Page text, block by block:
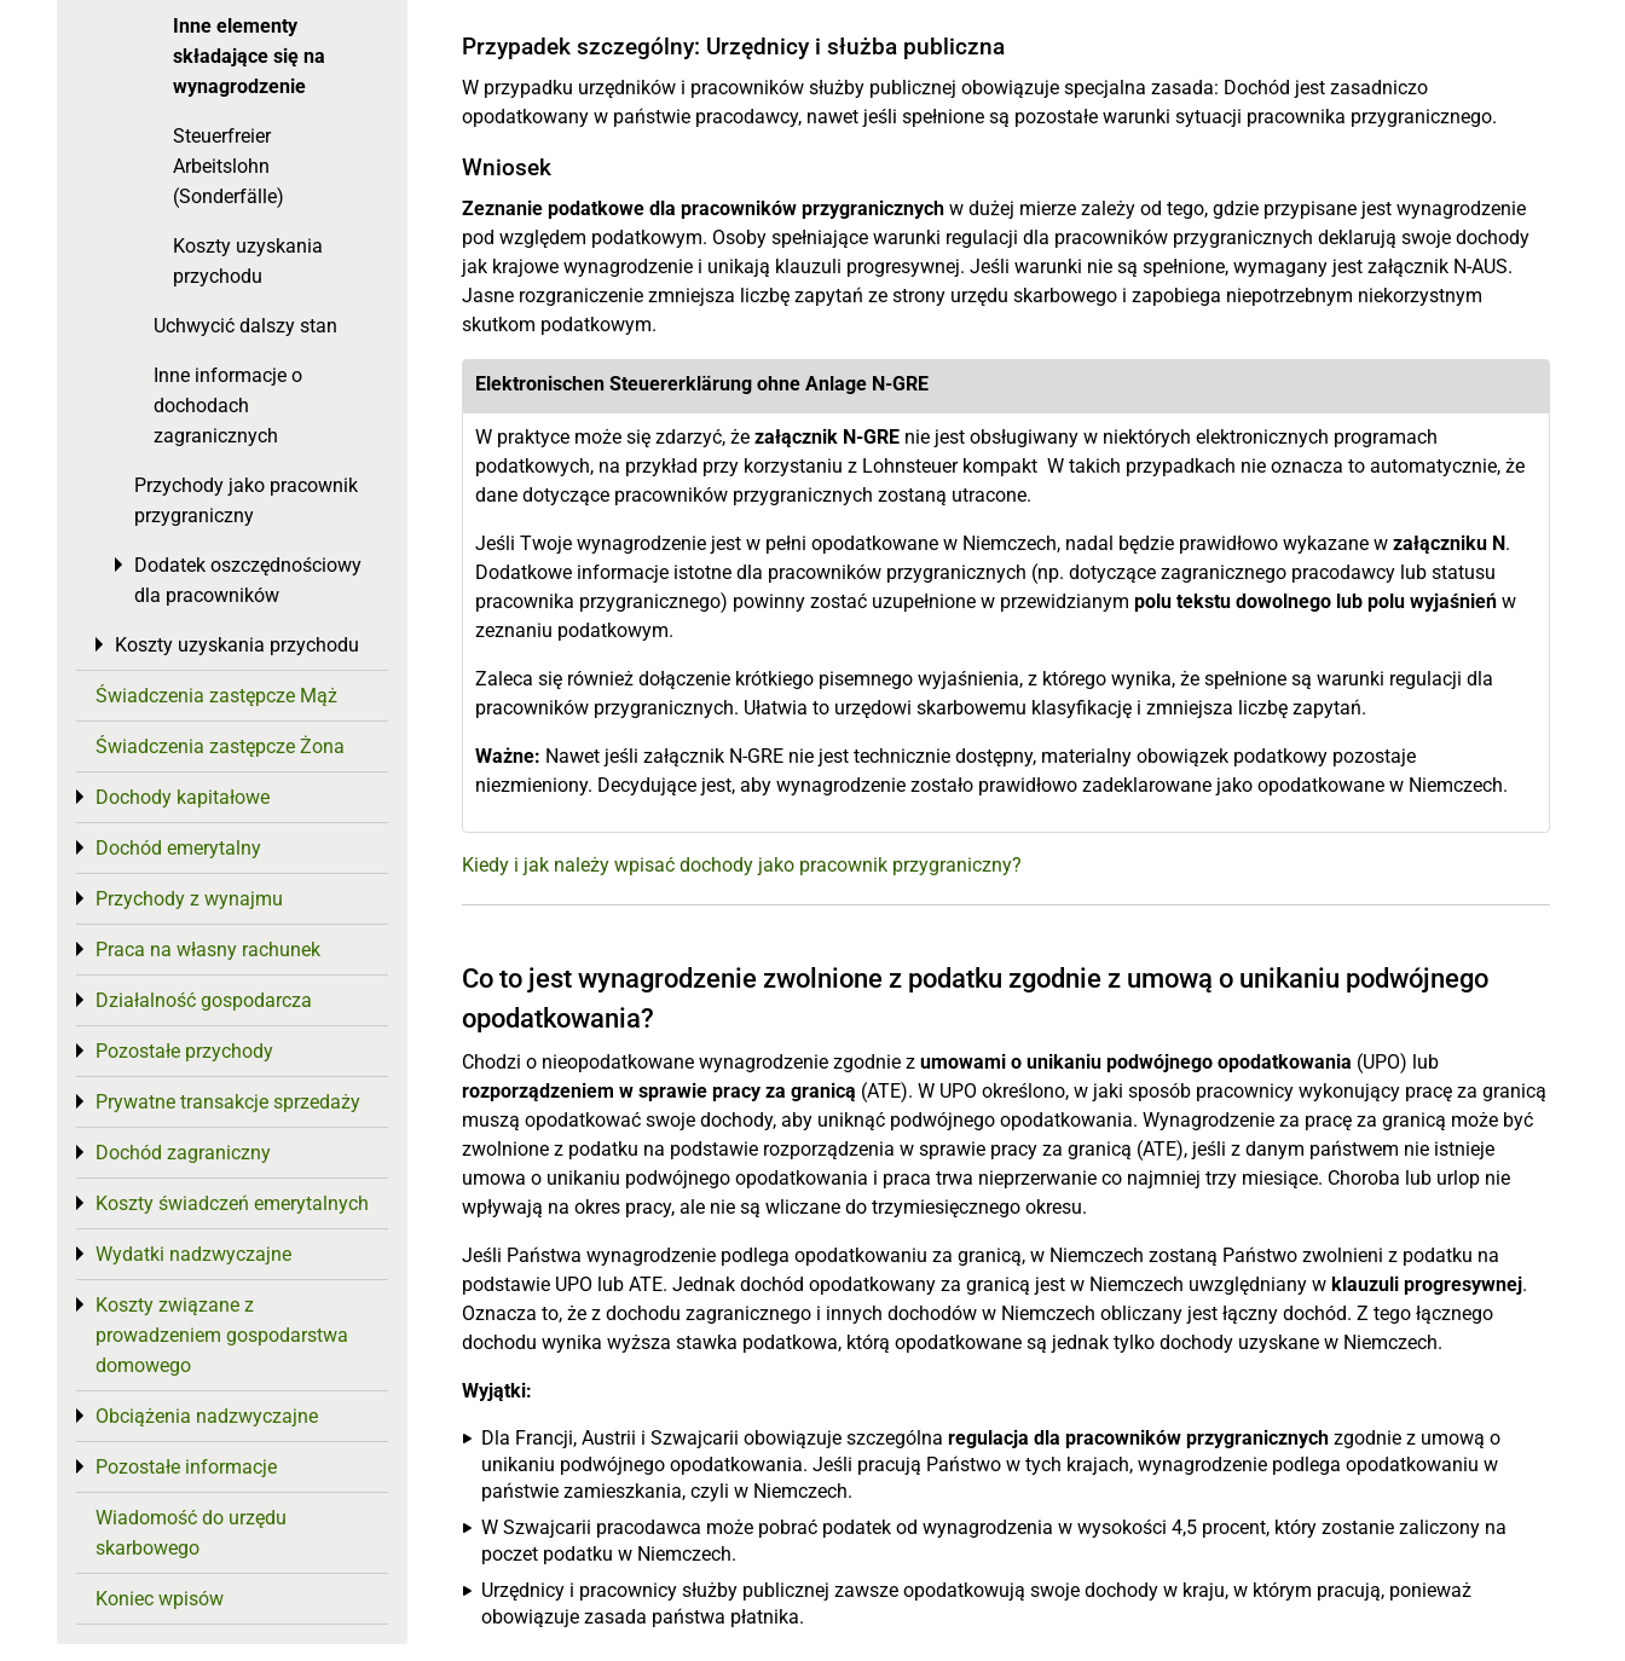
Przypadek szczególny: Urzędnicy i służba publiczna
W przypadku urzędników i pracowników służby publicznej obowiązuje specjalna zasada: Dochód jest zasadniczo
opodatkowany w państwie pracodawcy, nawet jeśli spełnione są pozostałe warunki sytuacji pracownika przygranicznego.
Wniosek
Zeznanie podatkowe dla pracowników przygranicznych w dużej mierze zależy od tego, gdzie przypisane jest wynagrodzenie
pod względem podatkowym. Osoby spełniające warunki regulacji dla pracowników przygranicznych deklarują swoje dochody
jak krajowe wynagrodzenie i unikają klauzuli progresywnej. Jeśli warunki nie są spełnione, wymagany jest załącznik N-AUS.
Jasne rozgraniczenie zmniejsza liczbę zapytań ze strony urzędu skarbowego i zapobiega niepotrzebnym niekorzystnym
skutkom podatkowym.
Elektronischen Steuererklärung ohne Anlage N-GRE
W praktyce może się zdarzyć, że załącznik N-GRE nie jest obsługiwany w niektórych elektronicznych programach
podatkowych, na przykład przy korzystaniu z Lohnsteuer kompakt W takich przypadkach nie oznacza to automatycznie, że
dane dotyczące pracowników przygranicznych zostaną utracone.
Jeśli Twoje wynagrodzenie jest w pełni opodatkowane w Niemczech, nadal będzie prawidłowo wykazane w załączniku N.
Dodatkowe informacje istotne dla pracowników przygranicznych (np. dotyczące zagranicznego pracodawcy lub statusu
pracownika przygranicznego) powinny zostać uzupełnione w przewidzianym polu tekstu dowolnego lub polu wyjaśnień w
zeznaniu podatkowym.
Zaleca się również dołączenie krótkiego pisemnego wyjaśnienia, z którego wynika, że spełnione są warunki regulacji dla
pracowników przygranicznych. Ułatwia to urzędowi skarbowemu klasyfikację i zmniejsza liczbę zapytań.
Ważne: Nawet jeśli załącznik N-GRE nie jest technicznie dostępny, materialny obowiązek podatkowy pozostaje
niezmieniony. Decydujące jest, aby wynagrodzenie zostało prawidłowo zadeklarowane jako opodatkowane w Niemczech.
Kiedy i jak należy wpisać dochody jako pracownik przygraniczny?
Co to jest wynagrodzenie zwolnione z podatku zgodnie z umową o unikaniu podwójnego
opodatkowania?
Chodzi o nieopodatkowane wynagrodzenie zgodnie z umowami o unikaniu podwójnego opodatkowania (UPO) lub
rozporządzeniem w sprawie pracy za granicą (ATE). W UPO określono, w jaki sposób pracownicy wykonujący pracę za granicą
muszą opodatkować swoje dochody, aby uniknąć podwójnego opodatkowania. Wynagrodzenie za pracę za granicą może być
zwolnione z podatku na podstawie rozporządzenia w sprawie pracy za granicą (ATE), jeśli z danym państwem nie istnieje
umowa o unikaniu podwójnego opodatkowania i praca trwa nieprzerwanie co najmniej trzy miesiące. Choroba lub urlop nie
wpływają na okres pracy, ale nie są wliczane do trzymiesięcznego okresu.
Jeśli Państwa wynagrodzenie podlega opodatkowaniu za granicą, w Niemczech zostaną Państwo zwolnieni z podatku na
podstawie UPO lub ATE. Jednak dochód opodatkowany za granicą jest w Niemczech uwzględniany w klauzuli progresywnej.
Oznacza to, że z dochodu zagranicznego i innych dochodów w Niemczech obliczany jest łączny dochód. Z tego łącznego
dochodu wynika wyższa stawka podatkowa, którą opodatkowane są jednak tylko dochody uzyskane w Niemczech.
Wyjątki:
Dla Francji, Austrii i Szwajcarii obowiązuje szczególna regulacja dla pracowników przygranicznych zgodnie z umową o
unikaniu podwójnego opodatkowania. Jeśli pracują Państwo w tych krajach, wynagrodzenie podlega opodatkowaniu w
państwie zamieszkania, czyli w Niemczech.
W Szwajcarii pracodawca może pobrać podatek od wynagrodzenia w wysokości 4,5 procent, który zostanie zaliczony na
poczet podatku w Niemczech.
Urzędnicy i pracownicy służby publicznej zawsze opodatkowują swoje dochody w kraju, w którym pracują, ponieważ
obowiązuje zasada państwa płatnika.
Inne elementy
składające się na
wynagrodzenie
Steuerfreier
Arbeitslohn
(Sonderfälle)
Koszty uzyskania
przychodu
Uchwycić dalszy stan
Inne informacje o
dochodach
zagranicznych
Przychody jako pracownik
przygraniczny
Dodatek oszczędnościowy
dla pracowników
Toggle menu
Koszty uzyskania przychodu
Toggle menu
Świadczenia zastępcze Mąż
Świadczenia zastępcze Żona
Dochody kapitałowe
Toggle menu
Dochód emerytalny
Toggle menu
Przychody z wynajmu
Toggle menu
Praca na własny rachunek
Toggle menu
Działalność gospodarcza
Toggle menu
Pozostałe przychody
Toggle menu
Prywatne transakcje sprzedaży
Toggle menu
Dochód zagraniczny
Toggle menu
Koszty świadczeń emerytalnych
Toggle menu
Wydatki nadzwyczajne
Toggle menu
Koszty związane z
prowadzeniem gospodarstwa
domowego
Toggle menu
Obciążenia nadzwyczajne
Toggle menu
Pozostałe informacje
Toggle menu
Wiadomość do urzędu
skarbowego
Koniec wpisów